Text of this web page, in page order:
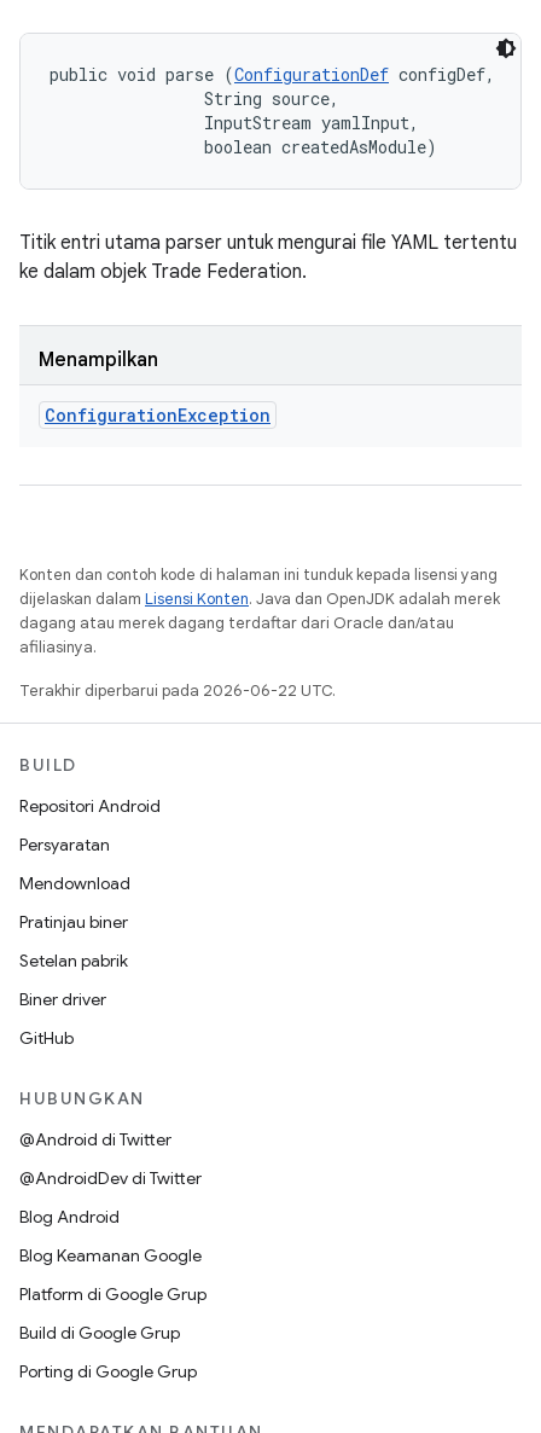
public void parse (ConfigurationDef configDef,
                String source,
                InputStream yamlInput,
                boolean createdAsModule)
Titik entri utama parser untuk mengurai file YAML tertentu
ke dalam objek Trade Federation.
Menampilkan
ConfigurationException
Konten dan contoh kode di halaman ini tunduk kepada lisensi yang
dijelaskan dalam Lisensi Konten. Java dan OpenJDK adalah merek
dagang atau merek dagang terdaftar dari Oracle dan/atau
afiliasinya.
Terakhir diperbarui pada 2026-06-22 UTC.
BUILD
Repositori Android
Persyaratan
Mendownload
Pratinjau biner
Setelan pabrik
Biner driver
GitHub
HUBUNGKAN
@Android di Twitter
@AndroidDev di Twitter
Blog Android
Blog Keamanan Google
Platform di Google Grup
Build di Google Grup
Porting di Google Grup